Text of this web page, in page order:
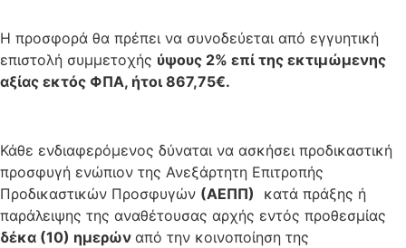
Η προσφορά θα πρέπει να συνοδεύεται από εγγυητική
επιστολή συμμετοχής ύψους 2% επί της εκτιμώμενης
αξίας εκτός ΦΠΑ, ήτοι 867,75€.
Κάθε ενδιαφερόμενος δύναται να ασκήσει προδικαστική
προσφυγή ενώπιον της Ανεξάρτητη Επιτροπής
Προδικαστικών Προσφυγών (ΑΕΠΠ) κατά πράξης ή
παράλειψης της αναθέτουσας αρχής εντός προθεσμίας
δέκα (10) ημερών από την κοινοποίηση της